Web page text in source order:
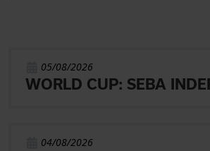
05/08/2026
04/08/2026